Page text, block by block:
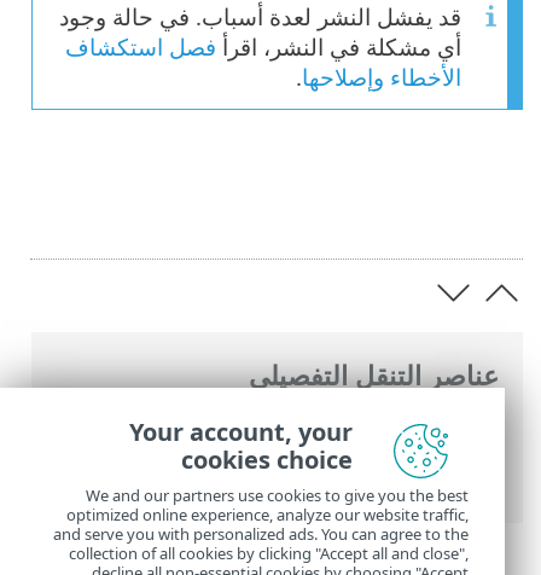
عناصر التنقل التفصيلي
تعليمات ESET عبر الإنترنت >
ESET PROTECT
ابدأ الآن>نشر عامل ESET Management
نشر عن بُعد
> أداة نشر ESET عن بُعد
قد يفشل النشر لعدة أسباب. في حالة وجود
أي مشكلة في النشر، اقرأ فصل استكشاف
الأخطاء وإصلاحها.
Your account, your
cookies choice
We and our partners use cookies to give you the best
optimized online experience, analyze our website traffic,
and serve you with personalized ads. You can agree to the
collection of all cookies by clicking "Accept all and close",